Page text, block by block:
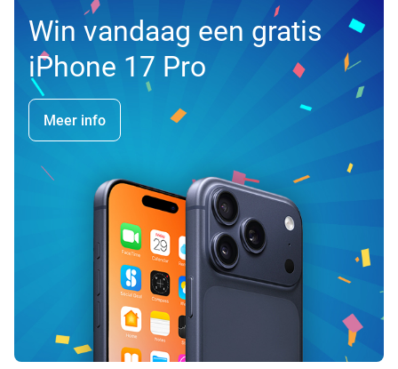
Win vandaag een gratis
iPhone 17 Pro
Meer info